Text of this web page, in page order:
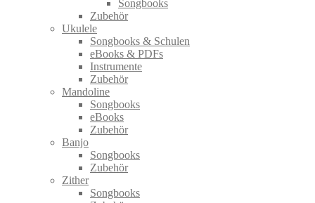
Songbooks
Zubehör
Ukulele
Songbooks & Schulen
eBooks & PDFs
Instrumente
Zubehör
Mandoline
Songbooks
eBooks
Zubehör
Banjo
Songbooks
Zubehör
Zither
Songbooks